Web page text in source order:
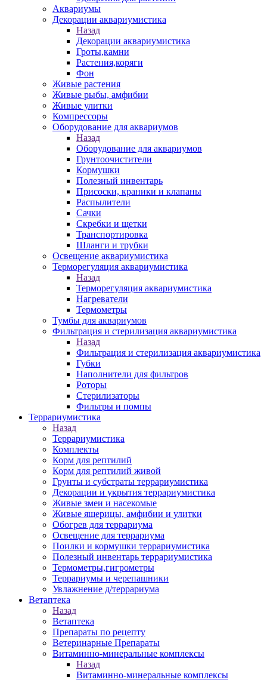
Аквариумы
Декорации аквариумистика
Назад
Декорации аквариумистика
Гроты,камни
Растения,коряги
Фон
Живые растения
Живые рыбы, амфибии
Живые улитки
Компрессоры
Оборудование для аквариумов
Назад
Оборудование для аквариумов
Грунтоочистители
Кормушки
Полезный инвентарь
Присоски, краники и клапаны
Распылители
Сачки
Скребки и щетки
Транспортировка
Шланги и трубки
Освещение аквариумистика
Терморегуляция аквариумистика
Назад
Терморегуляция аквариумистика
Нагреватели
Термометры
Тумбы для аквариумов
Фильтрация и стерилизация аквариумистика
Назад
Фильтрация и стерилизация аквариумистика
Губки
Наполнители для фильтров
Роторы
Стерилизаторы
Фильтры и помпы
Террариумистика
Назад
Террариумистика
Комплекты
Корм для рептилий
Корм для рептилий живой
Грунты и субстраты террариумистика
Декорации и укрытия террариумистика
Живые змеи и насекомые
Живые ящерицы, амфибии и улитки
Обогрев для террариума
Освещение для террариума
Поилки и кормушки террариумистика
Полезный инвентарь террариумистика
Термометры,гигрометры
Террариумы и черепашники
Увлажнение д/террариума
Ветаптека
Назад
Ветаптека
Препараты по рецепту
Ветеринарные Препараты
Витаминно-минеральные комплексы
Назад
Витаминно-минеральные комплексы